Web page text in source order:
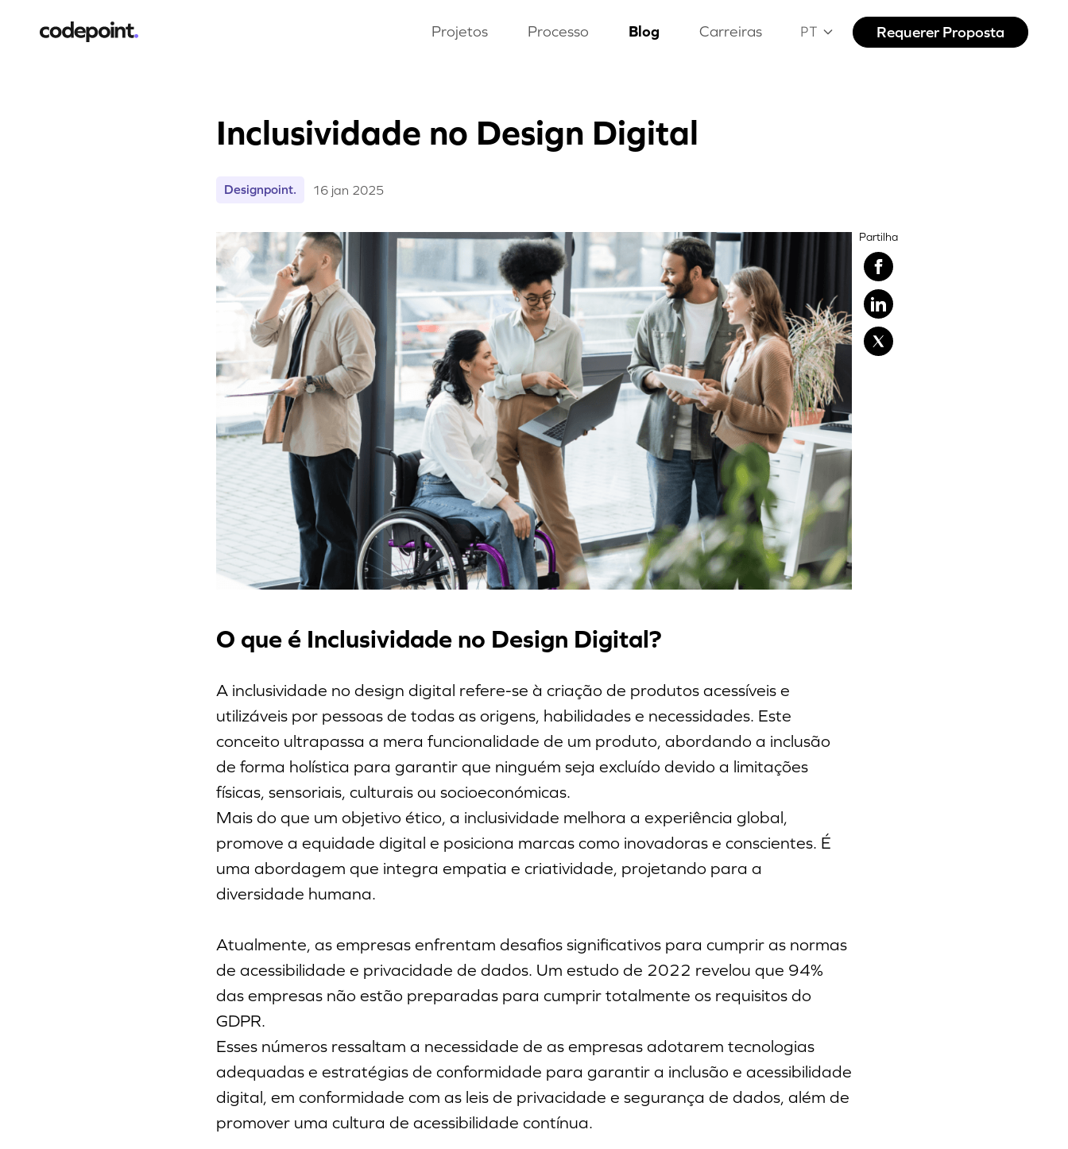
Projetos Processo Blog Carreiras PT Requerer Proposta
Inclusividade no Design Digital
Designpoint. 16 jan 2025
O que é Inclusividade no Design Digital?
A inclusividade no design digital refere-se à criação de produtos acessíveis e
utilizáveis por pessoas de todas as origens, habilidades e necessidades. Este
conceito ultrapassa a mera funcionalidade de um produto, abordando a inclusão
de forma holística para garantir que ninguém seja excluído devido a limitações
físicas, sensoriais, culturais ou socioeconómicas.
Mais do que um objetivo ético, a inclusividade melhora a experiência global,
promove a equidade digital e posiciona marcas como inovadoras e conscientes. É
uma abordagem que integra empatia e criatividade, projetando para a
diversidade humana.
Atualmente, as empresas enfrentam desafios significativos para cumprir as normas
de acessibilidade e privacidade de dados. Um estudo de 2022 revelou que 94%
das empresas não estão preparadas para cumprir totalmente os requisitos do
GDPR.
Esses números ressaltam a necessidade de as empresas adotarem tecnologias
adequadas e estratégias de conformidade para garantir a inclusão e acessibilidade
digital, em conformidade com as leis de privacidade e segurança de dados, além de
promover uma cultura de acessibilidade contínua.
Partilha